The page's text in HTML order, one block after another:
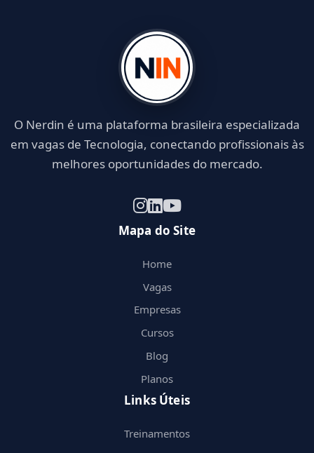
O Nerdin é uma plataforma brasileira especializada
em vagas de Tecnologia, conectando profissionais às
melhores oportunidades do mercado.
Mapa do Site
Home
Vagas
Empresas
Cursos
Blog
Planos
Links Úteis
Treinamentos